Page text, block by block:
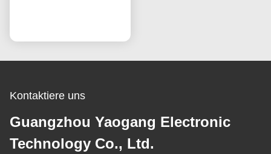
Kontaktiere uns
Guangzhou Yaogang Electronic
Technology Co., Ltd.